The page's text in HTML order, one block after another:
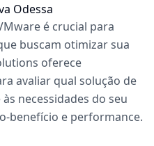
Odessa
é crucial para
buscam otimizar sua
oferece
avaliar qual solução de
necessidades do seu
benefício e performance.